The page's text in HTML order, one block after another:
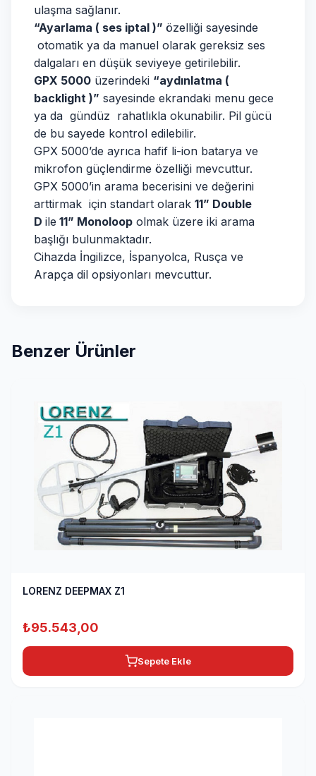
ulaşma sağlanır.
“Ayarlama ( ses iptal )” özelliği sayesinde
otomatik ya da manuel olarak gereksiz ses
dalgaları en düşük seviyeye getirilebilir.
GPX 5000 üzerindeki “aydınlatma (
backlight )” sayesinde ekrandaki menu gece
ya da gündüz rahatlıkla okunabilir. Pil gücü
de bu sayede kontrol edilebilir.
GPX 5000’de ayrıca hafif li-ion batarya ve
mikrofon güçlendirme özelliği mevcuttur.
GPX 5000’in arama becerisini ve değerini
arttirmak için standart olarak 11” Double
D ile 11” Monoloop olmak üzere iki arama
başlığı bulunmaktadır.
Cihazda İngilizce, İspanyolca, Rusça ve
Arapça dil opsiyonları mevcuttur.
Benzer Ürünler
LORENZ DEEPMAX Z1
₺95.543,00
Sepete Ekle